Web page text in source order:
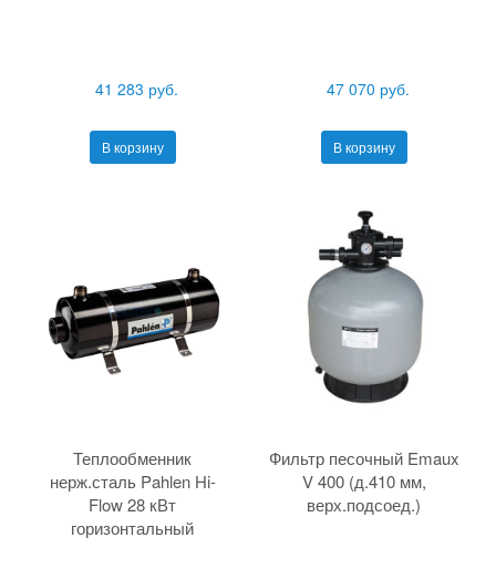
41 283 руб.
В корзину
47 070 руб.
В корзину
Теплообменник
нерж.сталь Pahlen Hi-
Flow 28 кВт
горизонтальный
Фильтр песочный Emaux
V 400 (д.410 мм,
верх.подсоед.)